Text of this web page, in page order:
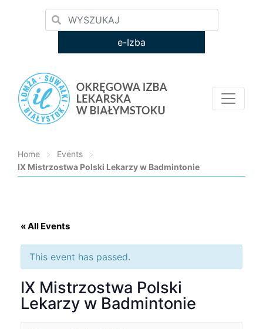
e-Izba
Home > Events
>
IX Mistrzostwa Polski Lekarzy w Badmintonie
« All Events
This event has passed.
IX Mistrzostwa Polski
Lekarzy w Badmintonie